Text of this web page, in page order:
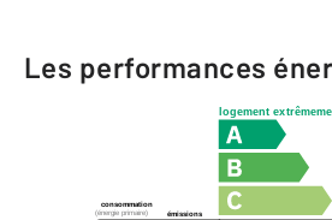
Les performances
logement
consommation
émissions
(énergie primaire)